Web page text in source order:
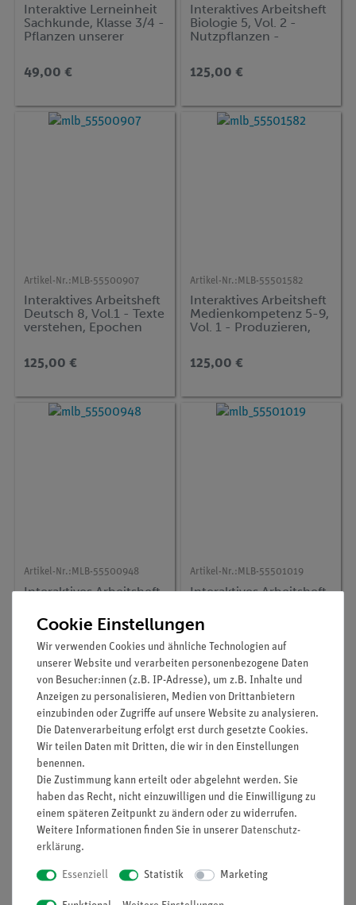
Interaktive Lerneinheit
Sachkunde, Klasse 3/4 -
Pflanzen unserer
49,00 €
Interaktives Arbeitsheft
Biologie 5, Vol. 2 -
Nutzpflanzen -
125,00 €
Artikel-Nr.: MLB-55500907
Interaktives Arbeitsheft
Deutsch 8, Vol.1 - Texte
verstehen, Epochen
125,00 €
Artikel-Nr.: MLB-55501582
Interaktives Arbeitsheft
Medienkompetenz 5-9,
Vol. 1 - Produzieren,
125,00 €
Artikel-Nr.: MLB-55500948
Interaktives Arbeitsheft
Jahrgangsstufe,
Volume I
Artikel-Nr.: MLB-55501019
Interaktives Arbeitsheft
Jahrgangsstufe,
Volume I
125,00 €
Interaktives Arbeitsheft
Mathematik, 7.
Interaktive Lerneinheit
Cookie Einstellungen
Wir verwenden Cookies und ähnliche Technologien auf
unserer Website und verarbeiten personenbezogene Daten
von Besucher:innen (z.B. IP-Adresse), um z.B. Inhalte und
Anzeigen zu personalisieren, Medien von Drittanbietern
einzubinden oder Zugriffe auf unsere Website zu analysieren.
Die Datenverarbeitung erfolgt erst durch gesetzte Cookies.
Wir teilen Daten mit Dritten, die wir in den Einstellungen
benennen.
Die Zustimmung kann erteilt oder abgelehnt werden. Sie
haben das Recht, nicht einzuwilligen und die Einwilligung zu
einem späteren Zeitpunkt zu ändern oder zu widerrufen.
Weitere Informationen finden Sie in unserer Daten­schutz­
erklärung.
Essenziell Statistik Marketing